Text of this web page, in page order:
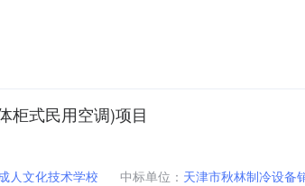
镇成人文化技术学校采购便携式计算机（不包括移
柜式民用空调)项目
人文化技术学校 中标单位： 天津市秋林制冷设备